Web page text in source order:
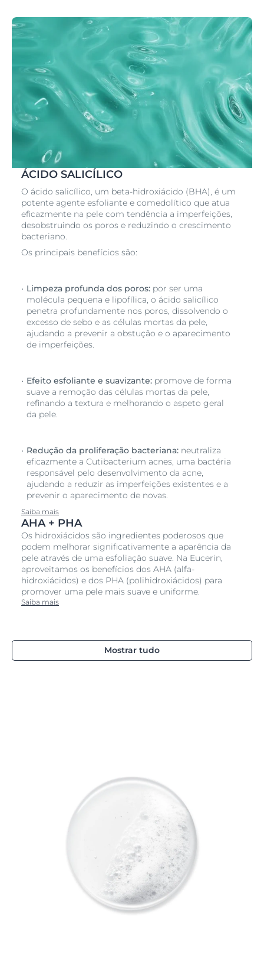
ÁCIDO SALICÍLICO
O ácido salicílico, um beta-hidroxiácido (BHA), é um
potente agente esfoliante e comedolítico que atua
eficazmente na pele com tendência a imperfeições,
desobstruindo os poros e reduzindo o crescimento
bacteriano.
Os principais benefícios são:
Limpeza profunda dos poros: por ser uma
molécula pequena e lipofílica, o ácido salicílico
penetra profundamente nos poros, dissolvendo o
excesso de sebo e as células mortas da pele,
ajudando a prevenir a obstução e o aparecimento
de imperfeições.
Efeito esfoliante e suavizante: promove de forma
suave a remoção das células mortas da pele,
refinando a textura e melhorando o aspeto geral
da pele.
Redução da proliferação bacteriana: neutraliza
eficazmente a Cutibacterium acnes, uma bactéria
responsável pelo desenvolvimento da acne,
ajudando a reduzir as imperfeições existentes e a
prevenir o aparecimento de novas.
Saiba mais
AHA + PHA
Os hidroxiácidos são ingredientes poderosos que
podem melhorar significativamente a aparência da
pele através de uma esfoliação suave. Na Eucerin,
aproveitamos os benefícios dos AHA (alfa-
hidroxiácidos) e dos PHA (polihidroxiácidos) para
promover uma pele mais suave e uniforme.
Saiba mais
Mostrar tudo